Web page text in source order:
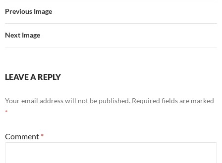
Previous Image
Next Image
LEAVE A REPLY
Your email address will not be published. Required fields are marked
*
Comment *